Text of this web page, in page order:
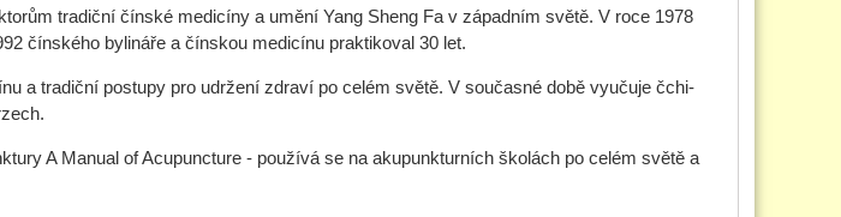
tradiční čínské medicíny a umění Yang Sheng Fa v západním světě. V roce 1978
čínského bylináře a čínskou medicínu praktikoval 30 let.
a tradiční postupy pro udržení zdraví po celém světě. V současné době vyučuje čchi-
A Manual of Acupuncture - používá se na akupunkturních školách po celém světě a